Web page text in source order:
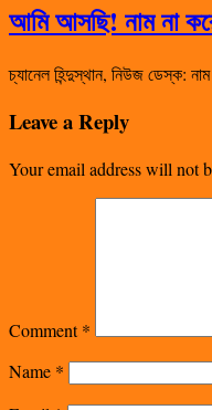
আমি আসছি! নাম না
চ্যানেল হিন্দুস্থান, নিউজ ডেস্ক:
Leave a Reply
Your email address will not
Comment*
Name *